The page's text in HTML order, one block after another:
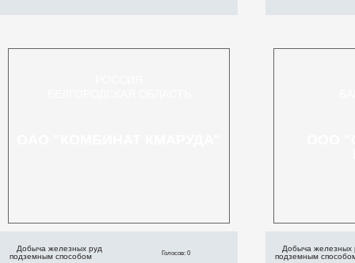
Добыча железных руд
подземным способом
Голосов: 0
Добыча железных
подземным